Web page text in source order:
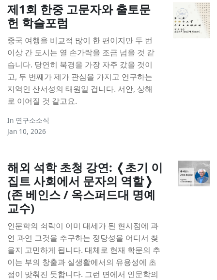
제1회 한중 고문자와 출토문
헌 학술포럼
중국 여행을 비교적 많이 한 편이지만 두 번
이상 간 도시는 열 손가락을 조금 넘을 것 같
습니다. 당연히 북경을 가장 자주 갔을 것이
고, 두 번째가 제가 관심을 가지고 연구하는
지역인 산서성의 태원일 겁니다. 서안, 상해
로 이어질 것 같고요.
In 연구소소식
Jan 10, 2026
해외 석학 초청 강연: ❬초기 이
집트 사회에서 문자의 역할❭
(존 베인스 / 옥스퍼드대 명예
교수)
인문학의 쇠락이 이미 대세가 된 현시점에 과
연 과연 그것을 추구하는 정당성을 어디서 찾
을지 고민하게 됩니다. 대체로 현재 학문의 추
이는 부의 창출과 실생활에서의 유용성에 초
점이 맞춰진 듯합니다. 그런 면에서 인문학의